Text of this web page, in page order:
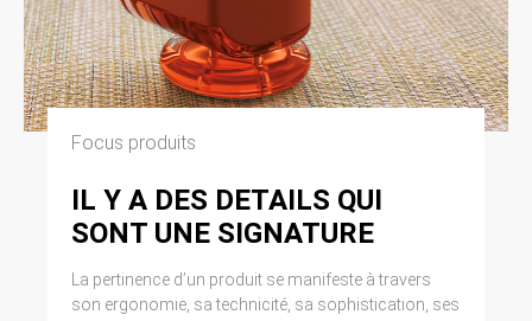
Focus produits
IL Y A DES DETAILS QUI
SONT UNE SIGNATURE
La pertinence d’un produit se manifeste à travers
son ergonomie, sa technicité, sa sophistication, ses